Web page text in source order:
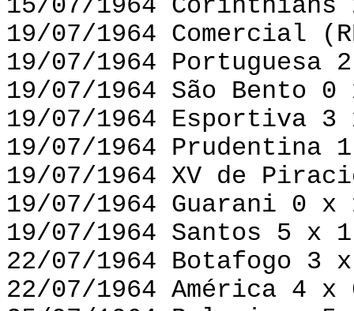
15/07/1964 Corinthians
19/07/1964 Comercial
19/07/1964 Portuguesa
19/07/1964 São Bento 0
19/07/1964 Esportiva 3
19/07/1964 Prudentina
19/07/1964 XV de
19/07/1964 Guarani 0 x
19/07/1964 Santos 5 x
22/07/1964 Botafogo 3
22/07/1964 América 4